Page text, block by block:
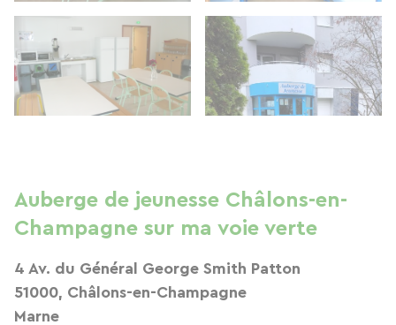
Auberge de jeunesse Châlons-en-
Champagne sur ma voie verte
4 Av. du Général George Smith Patton
51000, Châlons-en-Champagne
Marne